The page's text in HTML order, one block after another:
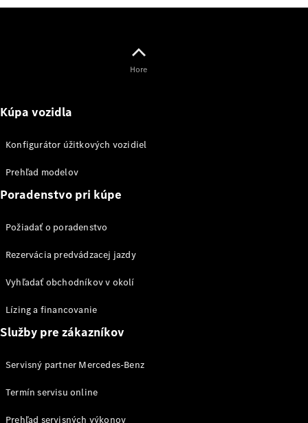
Jednokabína
vozidiel
Všetky
eVito
Skriňové
vozidlo
eVito
Elektrické
úžitkových
Hore
Kúpa vozidla
Konfigurátor úžitkových vozidiel
Prehľad modelov
Poradenstvo pri kúpe
Požiadať o poradenstvo
Rezervácia predvádzacej jazdy
Vyhľadať obchodníkov v okolí
Lízing a financovanie
Služby pre zákazníkov
Servisný partner Mercedes-Benz
Termín servisu online
Prehľad servisných výkonov